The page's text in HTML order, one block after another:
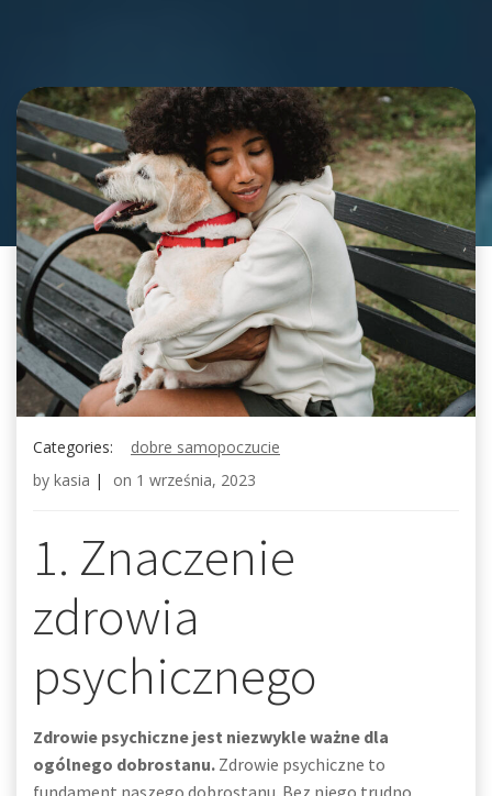
Categories:
dobre samopoczucie
by kasia | on 1 września, 2023
1. Znaczenie
zdrowia
psychicznego
Zdrowie psychiczne jest niezwykle ważne dla
ogólnego dobrostanu. Zdrowie psychiczne to
fundament naszego dobrostanu. Bez niego trudno